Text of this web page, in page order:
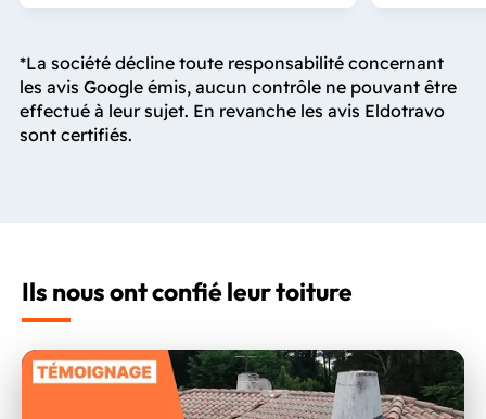
*La société décline toute responsabilité concernant
les avis Google émis, aucun contrôle ne pouvant être
effectué à leur sujet. En revanche les avis Eldotravo
sont certifiés.
Ils nous ont confié leur toiture